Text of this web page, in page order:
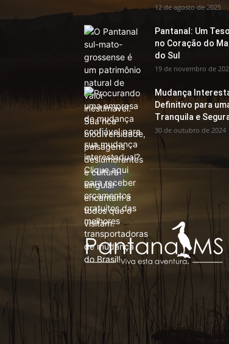
12 de agosto de 2025
Pantanal: Um
no Coração do
do Sul
19 de novembro de
Mudança
Definitivo para
Tranquila e
30 de outubro de 2024